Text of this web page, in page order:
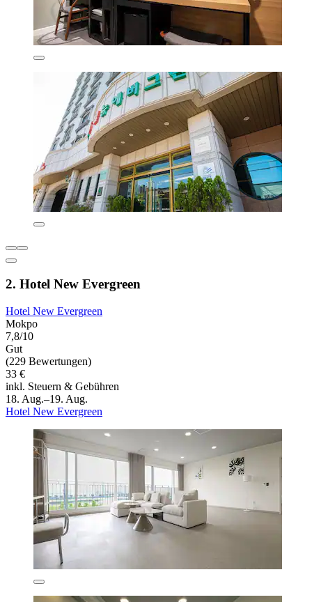
2. Hotel New Evergreen
Hotel New Evergreen
Mokpo
7,8/10
Gut
(229 Bewertungen)
33 €
inkl. Steuern & Gebühren
18. Aug.–19. Aug.
Hotel New Evergreen